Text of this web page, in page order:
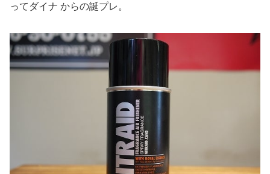
ってダイナ からの誕プレ。